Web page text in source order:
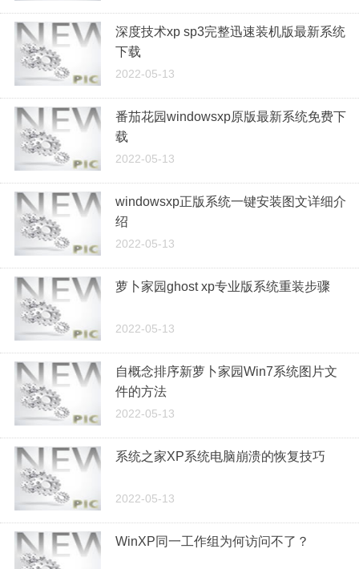
深度技术xp sp3完整迅速装机版最新系统
下载
2022-05-13
番茄花园windowsxp原版最新系统免费下
载
2022-05-13
windowsxp正版系统一键安装图文详细介
绍
2022-05-13
萝卜家园ghost xp专业版系统重装步骤
2022-05-13
自概念排序新萝卜家园Win7系统图片文
件的方法
2022-05-13
系统之家XP系统电脑崩溃的恢复技巧
2022-05-13
WinXP同一工作组为何访问不了？